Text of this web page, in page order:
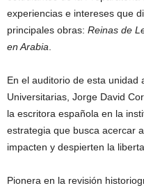
experiencias e intereses que
principales obras: Reinas de
en Arabia.
En el auditorio de esta
Universitarias, Jorge David
la escritora española en la
estrategia que busca acercar
impacten y despierten la
Pionera en la revisión